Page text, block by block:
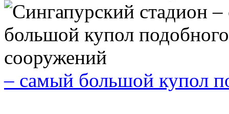
– самый большой купол